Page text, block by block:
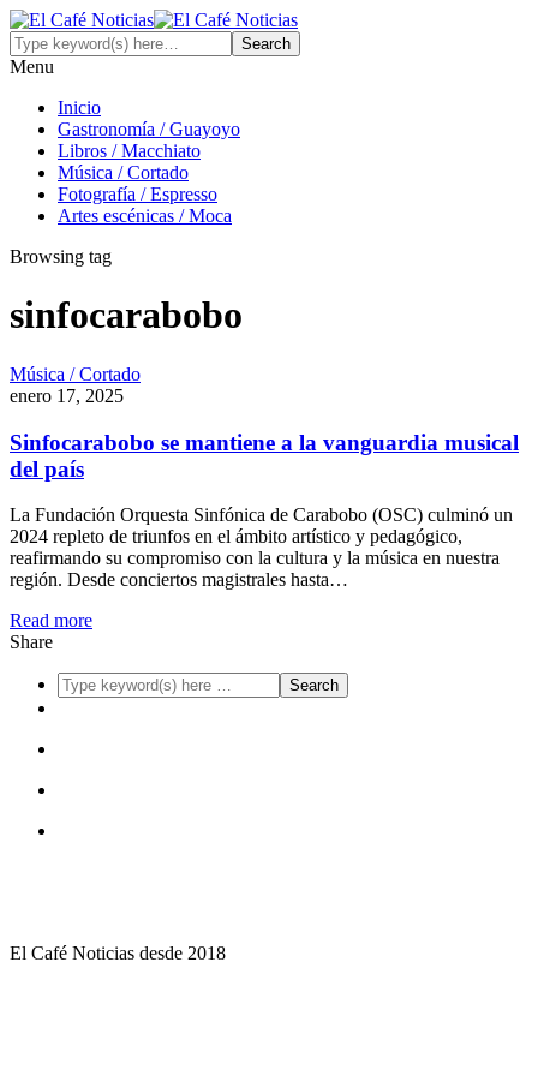
Menu
Inicio
Gastronomía / Guayoyo
Libros / Macchiato
Música / Cortado
Fotografía / Espresso
Artes escénicas / Moca
Browsing tag
sinfocarabobo
Música / Cortado
enero 17, 2025
Sinfocarabobo se mantiene a la vanguardia musical
del país
La Fundación Orquesta Sinfónica de Carabobo (OSC) culminó un
2024 repleto de triunfos en el ámbito artístico y pedagógico,
reafirmando su compromiso con la cultura y la música en nuestra
región. Desde conciertos magistrales hasta…
Read more
Share
El Café Noticias desde 2018